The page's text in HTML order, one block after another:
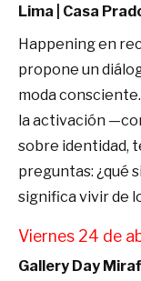
Lima | Casa
Happening en
propone un
moda
la activación
sobre identidad,
preguntas: ¿qué
significa vivir de
Viernes 24 de
Gallery Day